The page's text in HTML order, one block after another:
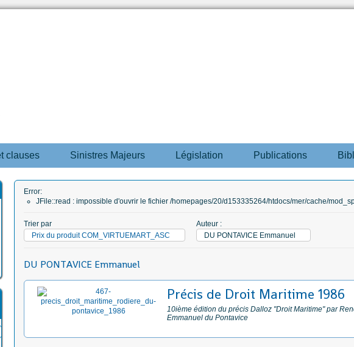
clauses Sinistres Majeurs Législation Publications
Error:
JFile::read : impossible d'ouvrir le fichier /homepages/20/d153335264/htdocs/mer/cache/
Trier par
Prix du produit COM_VIRTUEMART_ASC
Auteur :
DU PONTAVICE Emmanuel
DU PONTAVICE Emmanuel
Précis de Droit Maritime 1986
10ième édition du précis Dalloz "Droit Maritime" par
Emmanuel du Pontavice